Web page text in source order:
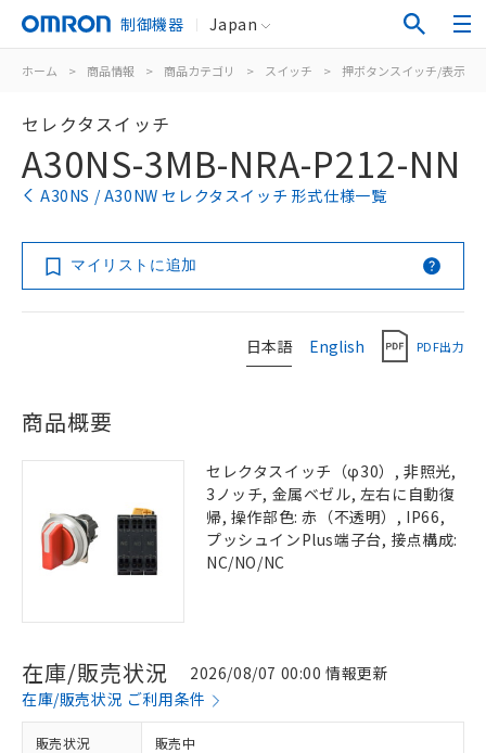
制御機器 Japan
ホーム > 商品情報 > 商品カテゴリ > スイッチ > 押ボタンスイッチ/表示灯
セレクタスイッチ
A30NS-3MB-NRA-P212-NN
A30NS / A30NW セレクタスイッチ 形式仕様一覧
マイリストに追加
日本語 English PDF出力
商品概要
セレクタスイッチ（φ30）, 非照光,
3ノッチ, 金属ベゼル, 左右に自動復
帰, 操作部色: 赤（不透明）, IP66,
プッシュインPlus端子台, 接点構成:
NC/NO/NC
在庫/販売状況
2026/08/07 00:00 情報更新
在庫/販売状況 ご利用条件
販売状況 販売中